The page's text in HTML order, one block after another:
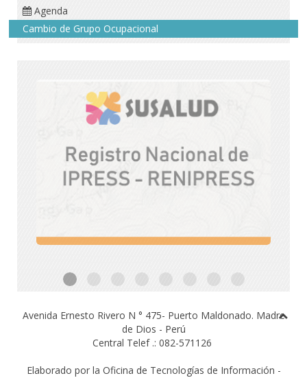
Agenda
Cambio de Grupo Ocupacional
Avenida Ernesto Rivero N ° 475- Puerto Maldonado. Madre
de Dios - Perú
Central Telef .: 082-571126
Elaborado por la Oficina de Tecnologías de Información -